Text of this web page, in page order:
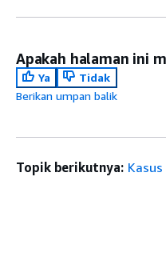
Apakah halaman ini
Ya
Tidak
Berikan umpan balik
Topik berikutnya: